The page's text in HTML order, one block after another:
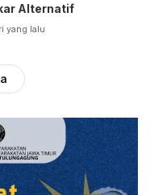
Alternatif
yang lalu